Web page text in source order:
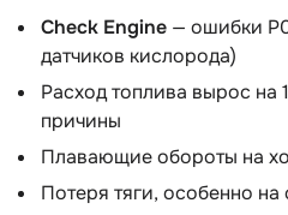
Check Engine — ошибки
датчиков кислорода)
Расход топлива вырос на
причины
Плавающие обороты на
Потеря тяги, особенно